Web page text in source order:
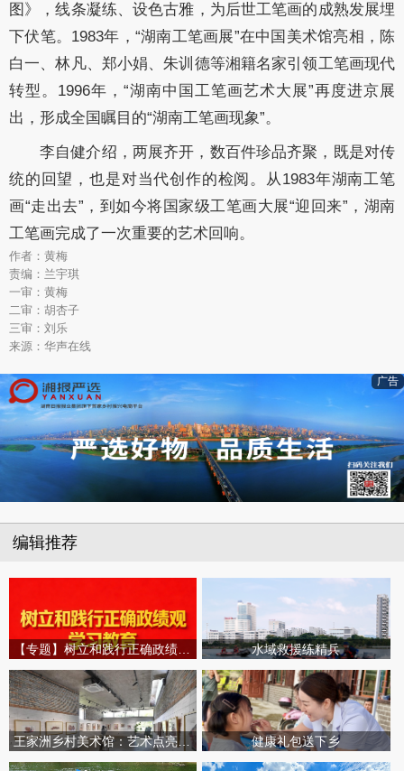
图》
，线条凝练、设色古雅，为后世工笔画的成熟发展埋
下伏笔。 1983年，“湖南工笔画展”在中国美术馆亮相，陈
白一、林凡、郑小娟、朱训德等湘籍名家引领工笔画现代
转型。 1996年，“湖南中国工笔画艺术大展”再度进京展
出 ，形成全国瞩目的“湖南工笔画现象”。
李自健介绍 ，两展齐开，数百件珍品齐聚，既是对传
统的回望，也是对当代创作的检阅。从1983年湖南工笔
画“走出去”，到如今将国家级工笔画大展“迎回来”，湖南
工笔画完成了一次重要的艺术回响。
作者：黄梅
责编：兰宇琪
一审：黄梅
二审：胡杏子
三审：刘乐
来源：华声在线
广告
编辑推荐
水域救援练精兵
王家洲乡村美术馆：艺术点亮田园乡村 健康礼包送下乡